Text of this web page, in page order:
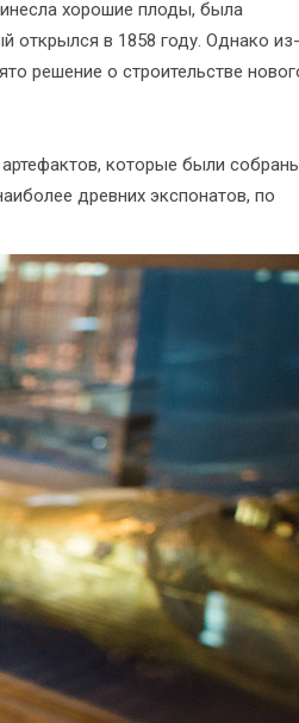
хорошие плоды, была
открылся в 1858 году. Однако из-
решение о строительстве
артефактов, которые были
древних экспонатов, по